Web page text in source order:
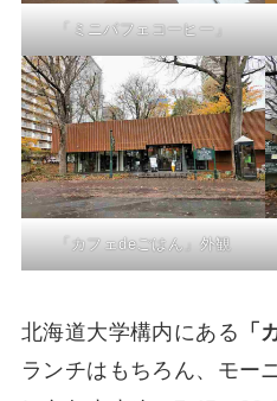
「ミニパフェコーヒー」
「カフェdeごはん」外観
北海道大学構内にある 「
ランチはもちろん、モー